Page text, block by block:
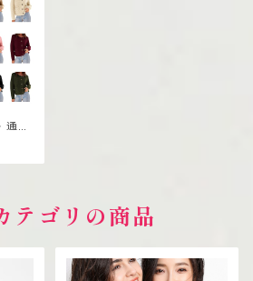
通勤
テゴリの商品